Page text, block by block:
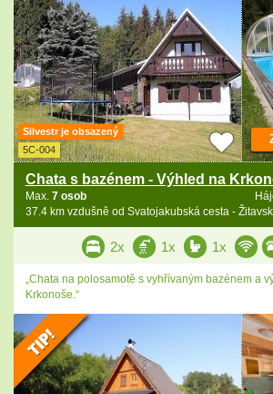
Silvestr je obsazený
5C-004
Chata s bazénem - Výhled na
Max. 7 osob
37.4 km vzdušně od Svatojakubská cesta -
2x 1x 1x
„Chata na polosamotě s vyhřívaným bazénem a
Krkonoše.“